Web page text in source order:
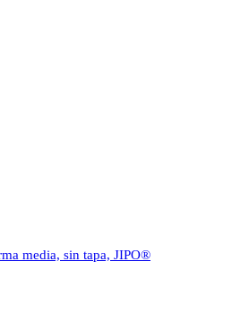
media, sin tapa, JIPO®